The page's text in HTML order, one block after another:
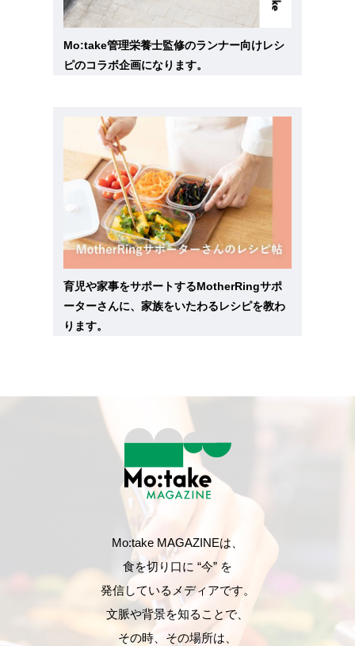
Mo:take管理栄養士監修のランナー向けレシ
ピのコラボ企画になります。
育児や家事をサポートするMotherRingサポ
ーターさんに、家族をいたわるレシピを教わ
ります。
Mo:take MAGAZINEは、
食を切り口に “今” を
発信しているメディアです。
文脈や背景を知ることで、
その時、その場所は、